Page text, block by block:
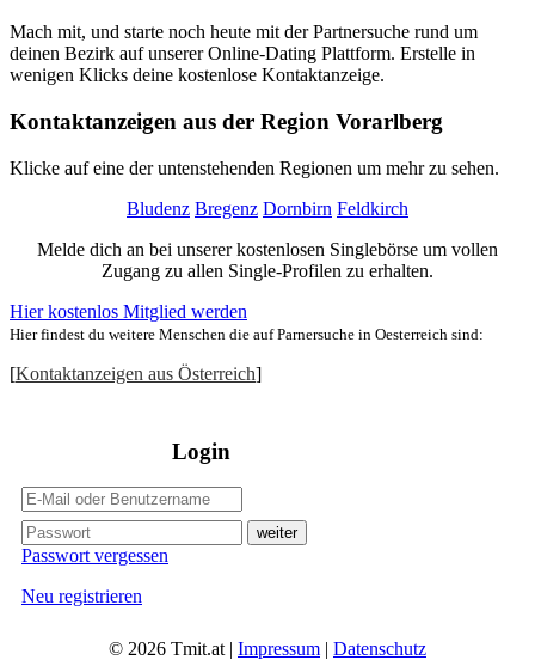
Mach mit, und starte noch heute mit der Partnersuche rund um
deinen Bezirk auf unserer Online-Dating Plattform. Erstelle in
wenigen Klicks deine kostenlose Kontaktanzeige.
Kontaktanzeigen aus der Region Vorarlberg
Klicke auf eine der untenstehenden Regionen um mehr zu sehen.
Bludenz Bregenz Dornbirn Feldkirch
Melde dich an bei unserer kostenlosen Singlebörse um vollen
Zugang zu allen Single-Profilen zu erhalten.
Hier kostenlos Mitglied werden
Hier findest du weitere Menschen die auf Parnersuche in Oesterreich sind:
[Kontaktanzeigen aus Österreich]
Login
Passwort vergessen
Neu registrieren
© 2026 Tmit.at | Impressum | Datenschutz